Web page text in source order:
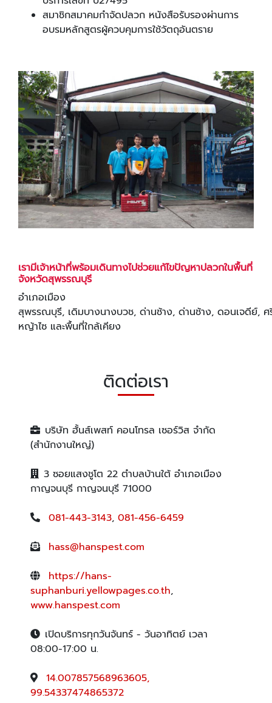
สมาชิกสมาคมกำจัดปลวก หนังสือรับรองผ่านการ
อบรมหลักสูตรผู้ควบคุมการใช้วัตถุอันตราย
เรามีเจ้าหน้าที่พร้อมเดินทางไปช่วยแก้ไขปัญหาปลวกในพื้นที่
จังหวัดสุพรรณบุรี
อำเภอเมือง
สุพรรณบุรี, เดิมบางนางบวช, ด่านช้าง, ด่านช้าง, ดอนเจดีย์,
หญ้าไซ และพื้นที่ใกล้เคียง
ติดต่อเรา
บริษัท ฮั้นส์เพสท์ คอนโทรล เซอร์วิส จำกัด
(สำนักงานใหญ่)
3 ซอยแสงชูโต 22 ตำบลบ้านใต้ อำเภอเมือง
กาญจนบุรี กาญจนบุรี 71000
081-443-3143, 081-456-6459
hass@hanspest.com
https://hans-
suphanburi.yellowpages.co.th,
www.hanspest.com
เปิดบริการทุกวันจันทร์ - วันอาทิตย์ เวลา
08:00-17:00 น.
14.007857568963605,
99.54337474865372